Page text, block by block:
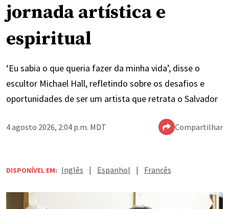
jornada artística e
espiritual
‘Eu sabia o que queria fazer da minha vida’, disse o
escultor Michael Hall, refletindo sobre os desafios e
oportunidades de ser um artista que retrata o Salvador
4 agosto 2026, 2:04 p.m. MDT Compartilhar
DISPONÍVEL EM: Inglês | Espanhol | Francês